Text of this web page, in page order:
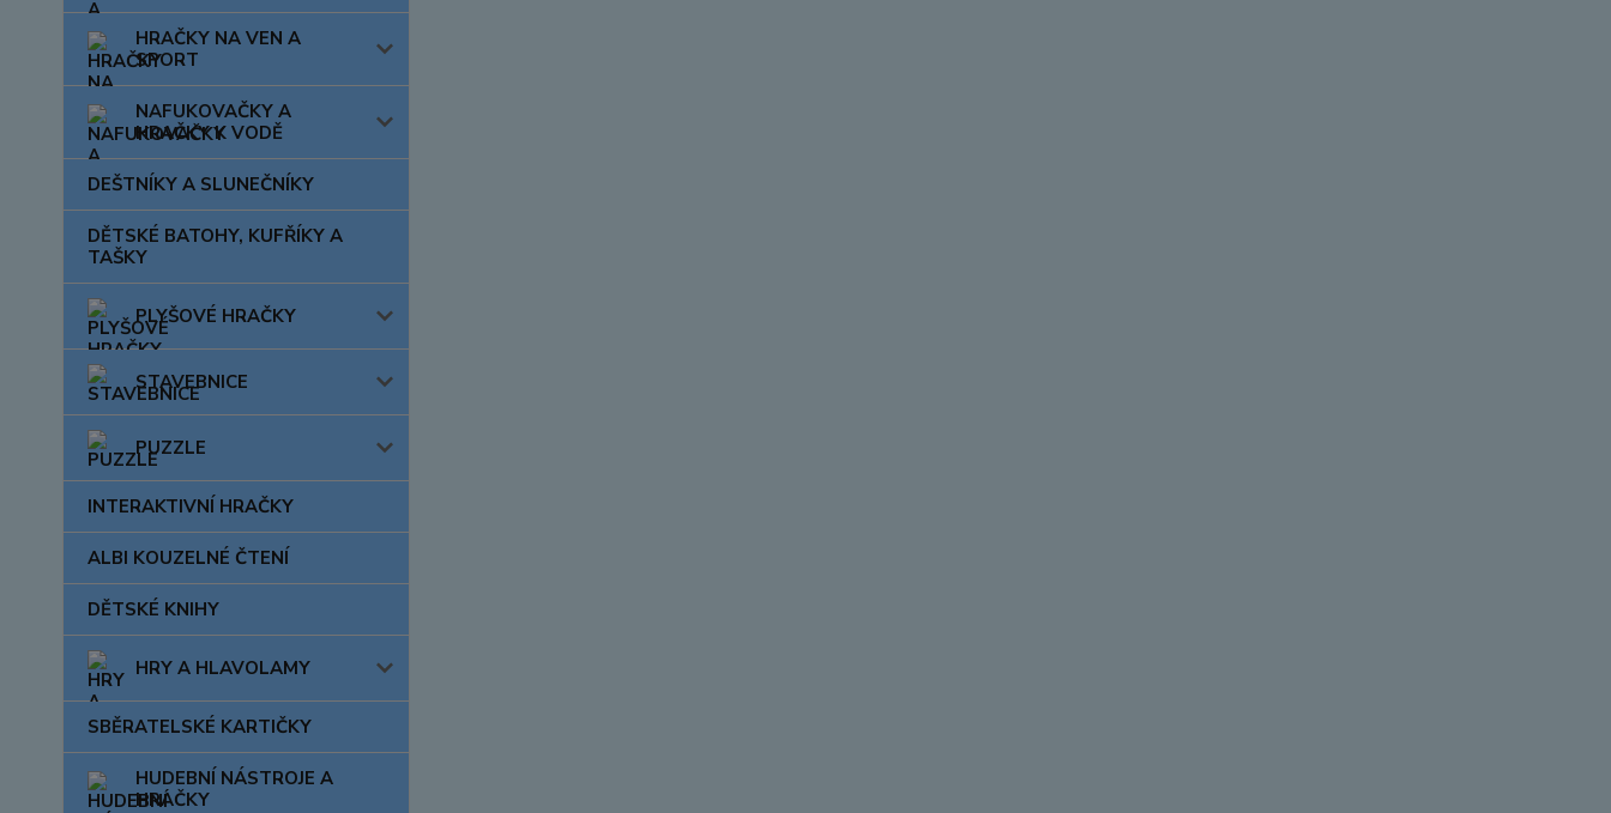
HRAČKY NA VEN A
SPORT
NAFUKOVAČKY A
HRAČKY K VODĚ
DEŠTNÍKY A SLUNEČNÍKY
DĚTSKÉ BATOHY, KUFŘÍKY A
TAŠKY
PLYŠOVÉ HRAČKY
STAVEBNICE
PUZZLE
INTERAKTIVNÍ HRAČKY
ALBI KOUZELNÉ ČTENÍ
DĚTSKÉ KNIHY
HRY A HLAVOLAMY
SBĚRATELSKÉ KARTIČKY
HUDEBNÍ NÁSTROJE A
HRAČKY